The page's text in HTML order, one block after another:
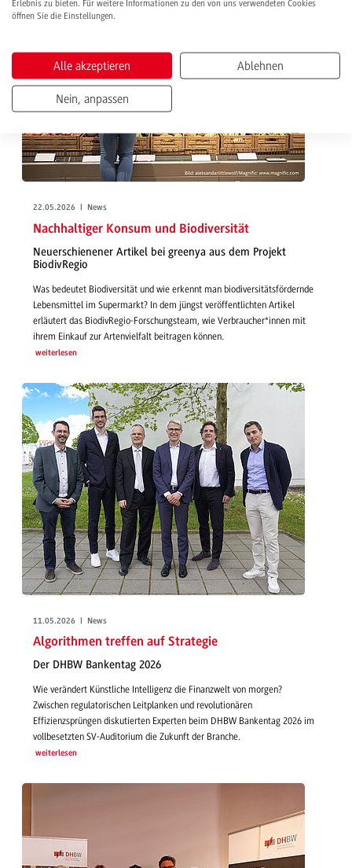
22.05.2026 | News
Nachhaltiger Konsum und Biodiversität
Neuerschienener Artikel bei greenya aus dem Projekt
BiodivRegio
Was bedeutet Biodiversität und wie erkennt man biodiversitätsfördernde
Lebensmittel im Supermarkt? In dem jüngst veröffentlichten Artikel
erläutert das BiodivRegio-Forschungsteam, wie Verbraucher*innen mit
ihrem Einkauf zur Artenvielfalt beitragen können.
weiterlesen
11.05.2026 | News
Algorithmen treffen auf Strategie
Der DHBW Bankentag 2026
Wie verändert Künstliche Intelligenz die Finanzwelt von morgen?
Zwischen regulatorischen Leitplanken und revolutionären
Effizienzsprüngen diskutierten Experten beim DHBW Bankentag 2026 im
vollbesetzten SV-Auditorium die Zukunft der Branche.
weiterlesen
Erlebnis zu bieten. Für weitere Informationen zu den von uns verwendeten Cookies
öffnen Sie die Einstellungen.
Alle akzeptieren Ablehnen
Nein, anpassen